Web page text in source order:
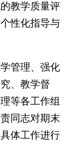
教学质量评
性化指导与
管理、强化
、教学督
等各工作组
同志对期末
体工作进行